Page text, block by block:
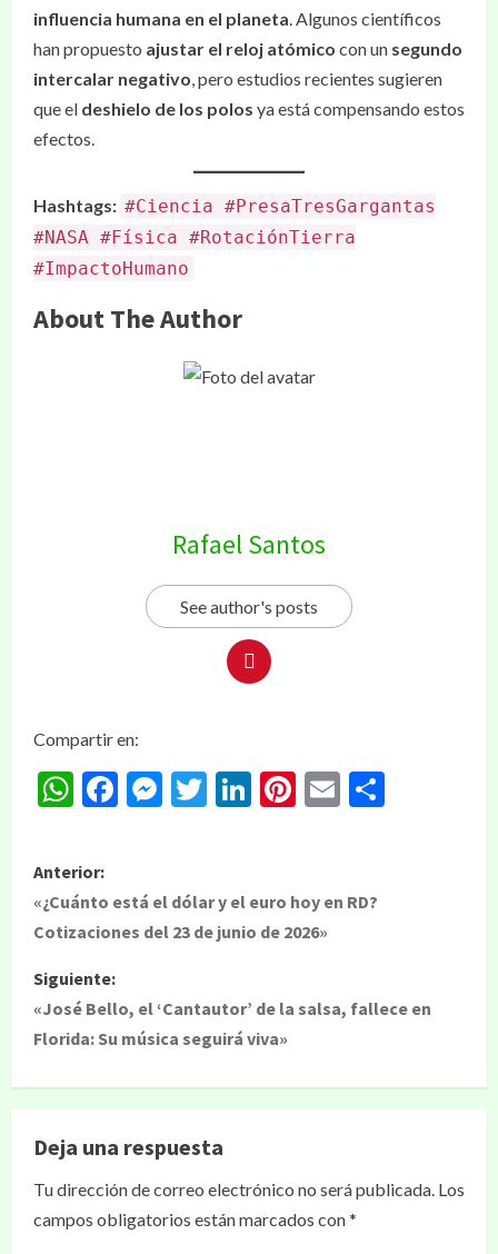
influencia humana en el planeta. Algunos científicos
han propuesto ajustar el reloj atómico con un segundo
intercalar negativo, pero estudios recientes sugieren
que el deshielo de los polos ya está compensando estos
efectos.
Hashtags: #Ciencia #PresaTresGargantas
#NASA #Física #RotaciónTierra
#ImpactoHumano
About The Author
Rafael Santos
See author's posts
Compartir en:
WhatsApp
Facebook
Messenger
Twitter
LinkedIn
Pinterest
Email
Anterior:
«¿Cuánto está el dólar y el euro hoy en RD?
Cotizaciones del 23 de junio de 2026»
Siguiente:
«José Bello, el ‘Cantautor’ de la salsa, fallece en
Florida: Su música seguirá viva»
Deja una respuesta
Tu dirección de correo electrónico no será publicada. Los
campos obligatorios están marcados con*